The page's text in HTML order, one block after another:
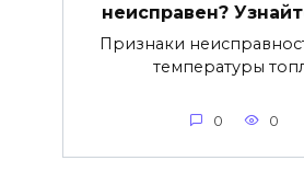
неисправен?
Признаки
температуры
0 0